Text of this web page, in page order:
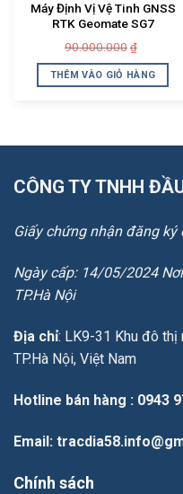
Máy Định Vị Vệ Tinh GNSS
RTK Geomate SG7
90.000.000 ₫
là:
tại
là:
THÊM VÀO GIỎ HÀNG
CÔNG TY TNHH
Giấy chứng nhận đăng ký
Ngày cấp: 14/05/2024
TP.Hà Nội
Địa chỉ: LK9-31 Khu đô thị
TP.Hà Nội, Việt Nam
Hotline bán hàng : 0943
Email:
Chính sách